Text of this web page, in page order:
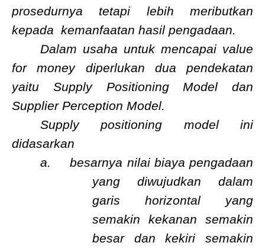
prosedurnya tetapi lebih meributkan
kepada kemanfaatan hasil pengadaan.
Dalam usaha untuk mencapai value
for money diperlukan dua pendekatan
yaitu Supply Positioning Model dan
Supplier Perception Model.
Supply positioning model ini
didasarkan
a.
besarnya nilai biaya pengadaan
yang diwujudkan dalam
garis horizontal yang
semakin kekanan semakin
besar dan kekiri semakin